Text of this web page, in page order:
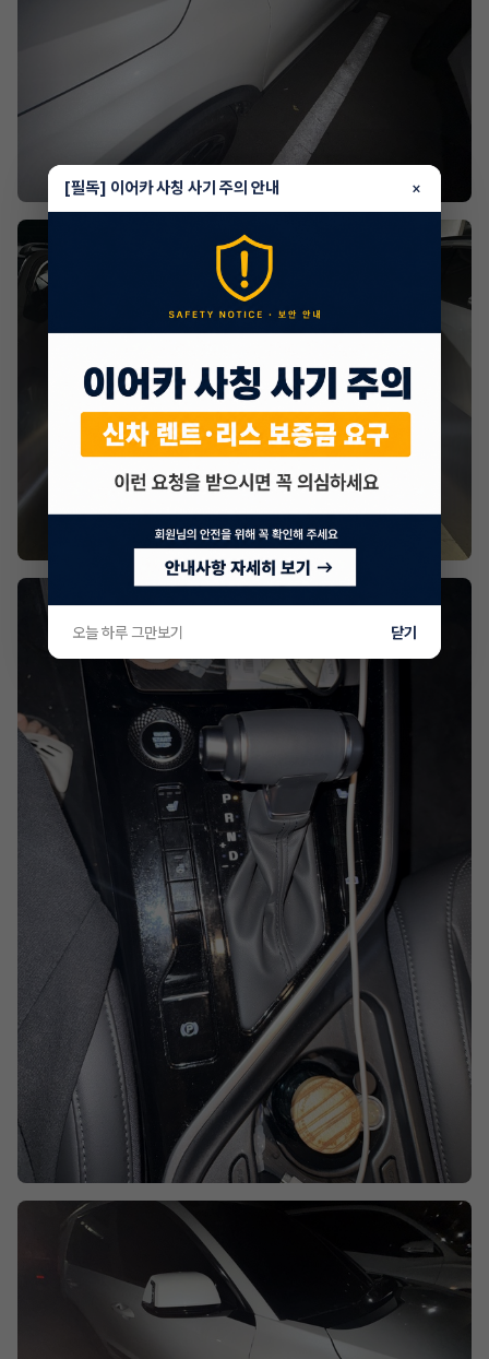
[필독] 이어카 사칭 사기 주의 안내 ×
오늘 하루 그만보기 닫기